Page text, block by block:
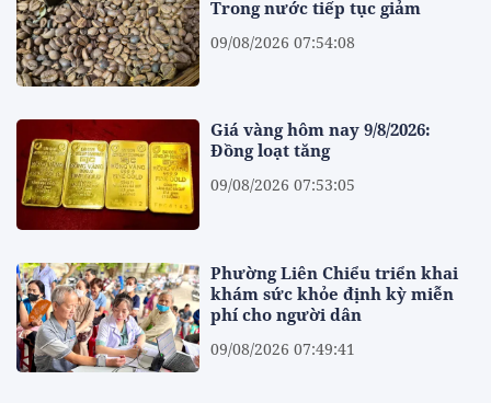
Trong nước tiếp tục giảm
09/08/2026 07:54:08
Giá vàng hôm nay 9/8/2026:
Đồng loạt tăng
09/08/2026 07:53:05
Phường Liên Chiểu triển khai
khám sức khỏe định kỳ miễn
phí cho người dân
09/08/2026 07:49:41